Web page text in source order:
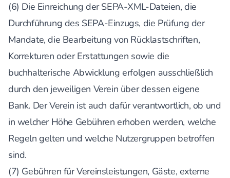
(6) Die Einreichung der SEPA-XML-Dateien, die
Durchführung des SEPA-Einzugs, die Prüfung der
Mandate, die Bearbeitung von Rücklastschriften,
Korrekturen oder Erstattungen sowie die
buchhalterische Abwicklung erfolgen ausschließlich
durch den jeweiligen Verein über dessen eigene
Bank. Der Verein ist auch dafür verantwortlich, ob und
in welcher Höhe Gebühren erhoben werden, welche
Regeln gelten und welche Nutzergruppen betroffen
sind.
(7) Gebühren für Vereinsleistungen, Gäste, externe